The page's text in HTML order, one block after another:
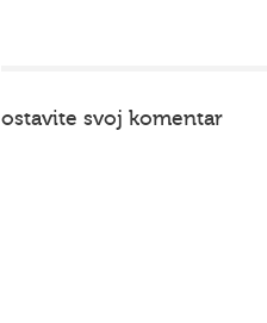
ostavite svoj komentar